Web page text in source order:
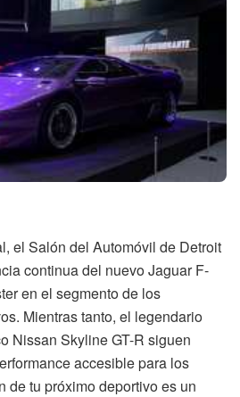
el Salón del Automóvil de Detroit
continua del nuevo Jaguar F-
en el segmento de los
Mientras tanto, el legendario
Nissan Skyline GT-R siguen
accesible para los
de tu próximo deportivo es un